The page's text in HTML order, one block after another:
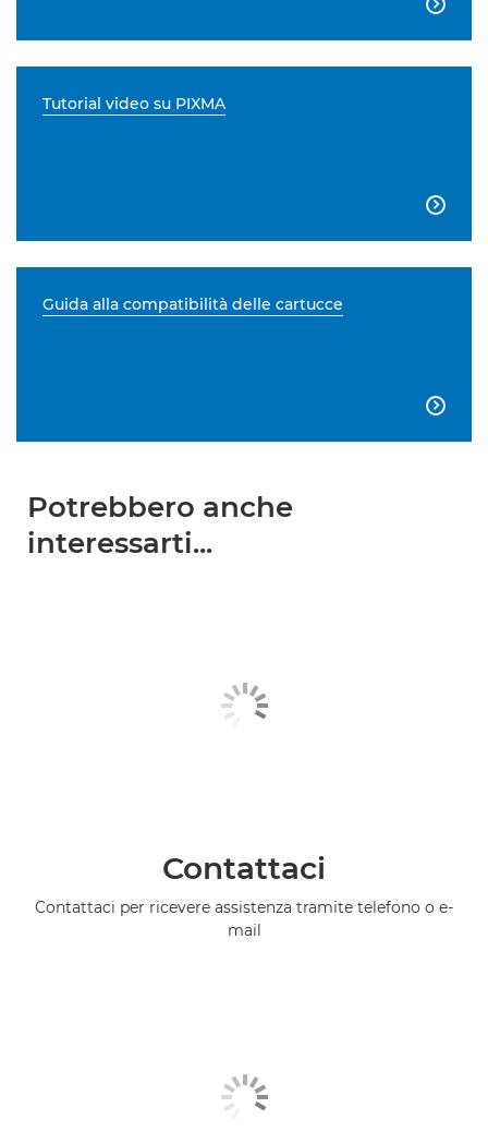

Tutorial video su PIXMA

Guida alla compatibilità delle cartucce

Potrebbero anche
interessarti...
Contattaci
Contattaci per ricevere assistenza tramite telefono o e-
mail